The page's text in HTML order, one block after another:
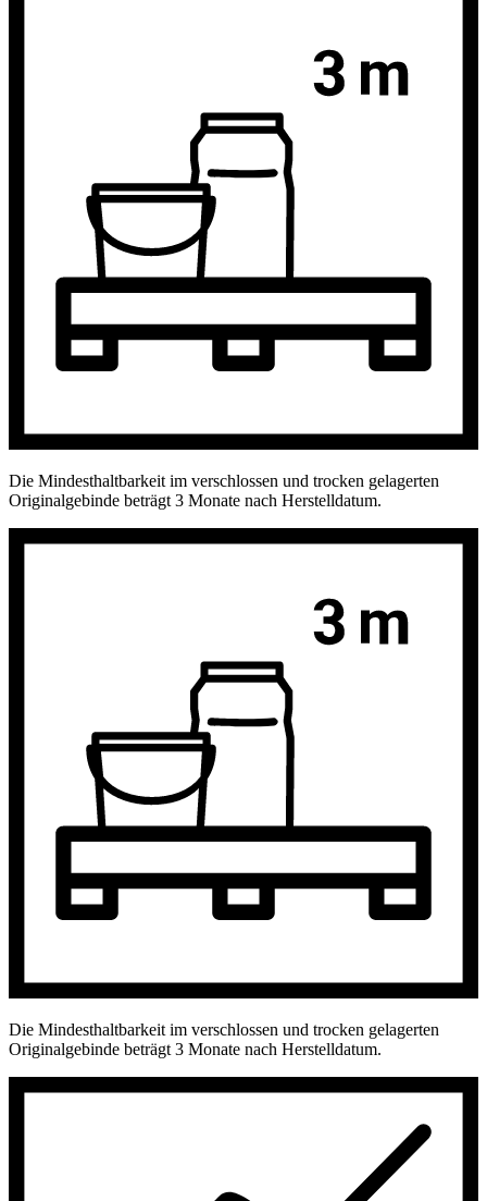
Die Mindesthaltbarkeit im verschlossen und trocken gelagerten
Originalgebinde beträgt 3 Monate nach Herstelldatum.
Die Mindesthaltbarkeit im verschlossen und trocken gelagerten
Originalgebinde beträgt 3 Monate nach Herstelldatum.